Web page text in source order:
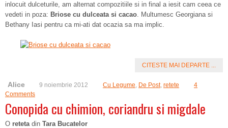
inlocuit dulceturile, am alternat compozitiile si in final a iesit cam ceea ce
vedeti in poza: Briose cu dulceata si cacao. Multumesc Georgiana si
Bethany Iasi pentru ca mi-ati dat ocazia sa ma implic.
CITESTE MAI DEPARTE ...
Alice 9 noiembrie 2012 Cu Legume, De Post, retete
4
Comments
Conopida cu chimion, coriandru si migdale
O retetadin Tara Bucatelor